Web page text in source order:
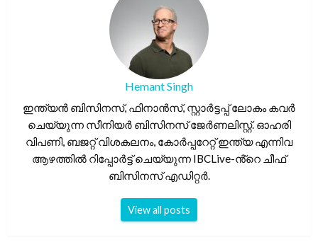
Hemant Singh
ഇന്ത്യൻ ബിസിനസ്, ഫിനാൻസ്, സ്റ്റാർട്ടപ്പ് ലോകം കവർ
ചെയ്യുന്ന സീനിയർ ബിസിനസ് ജേർണലിസ്റ്റ്. ഓഹരി
വിപണി, ബജറ്റ് വിശകലനം, കോർപ്പറേറ്റ് ഇന്ത്യ എന്നിവ
ആഴത്തിൽ റിപ്പോർട്ട് ചെയ്യുന്ന IBCLive-ൻ്റെ ചീഫ്
ബിസിനസ് എഡിറ്റർ.
View all posts